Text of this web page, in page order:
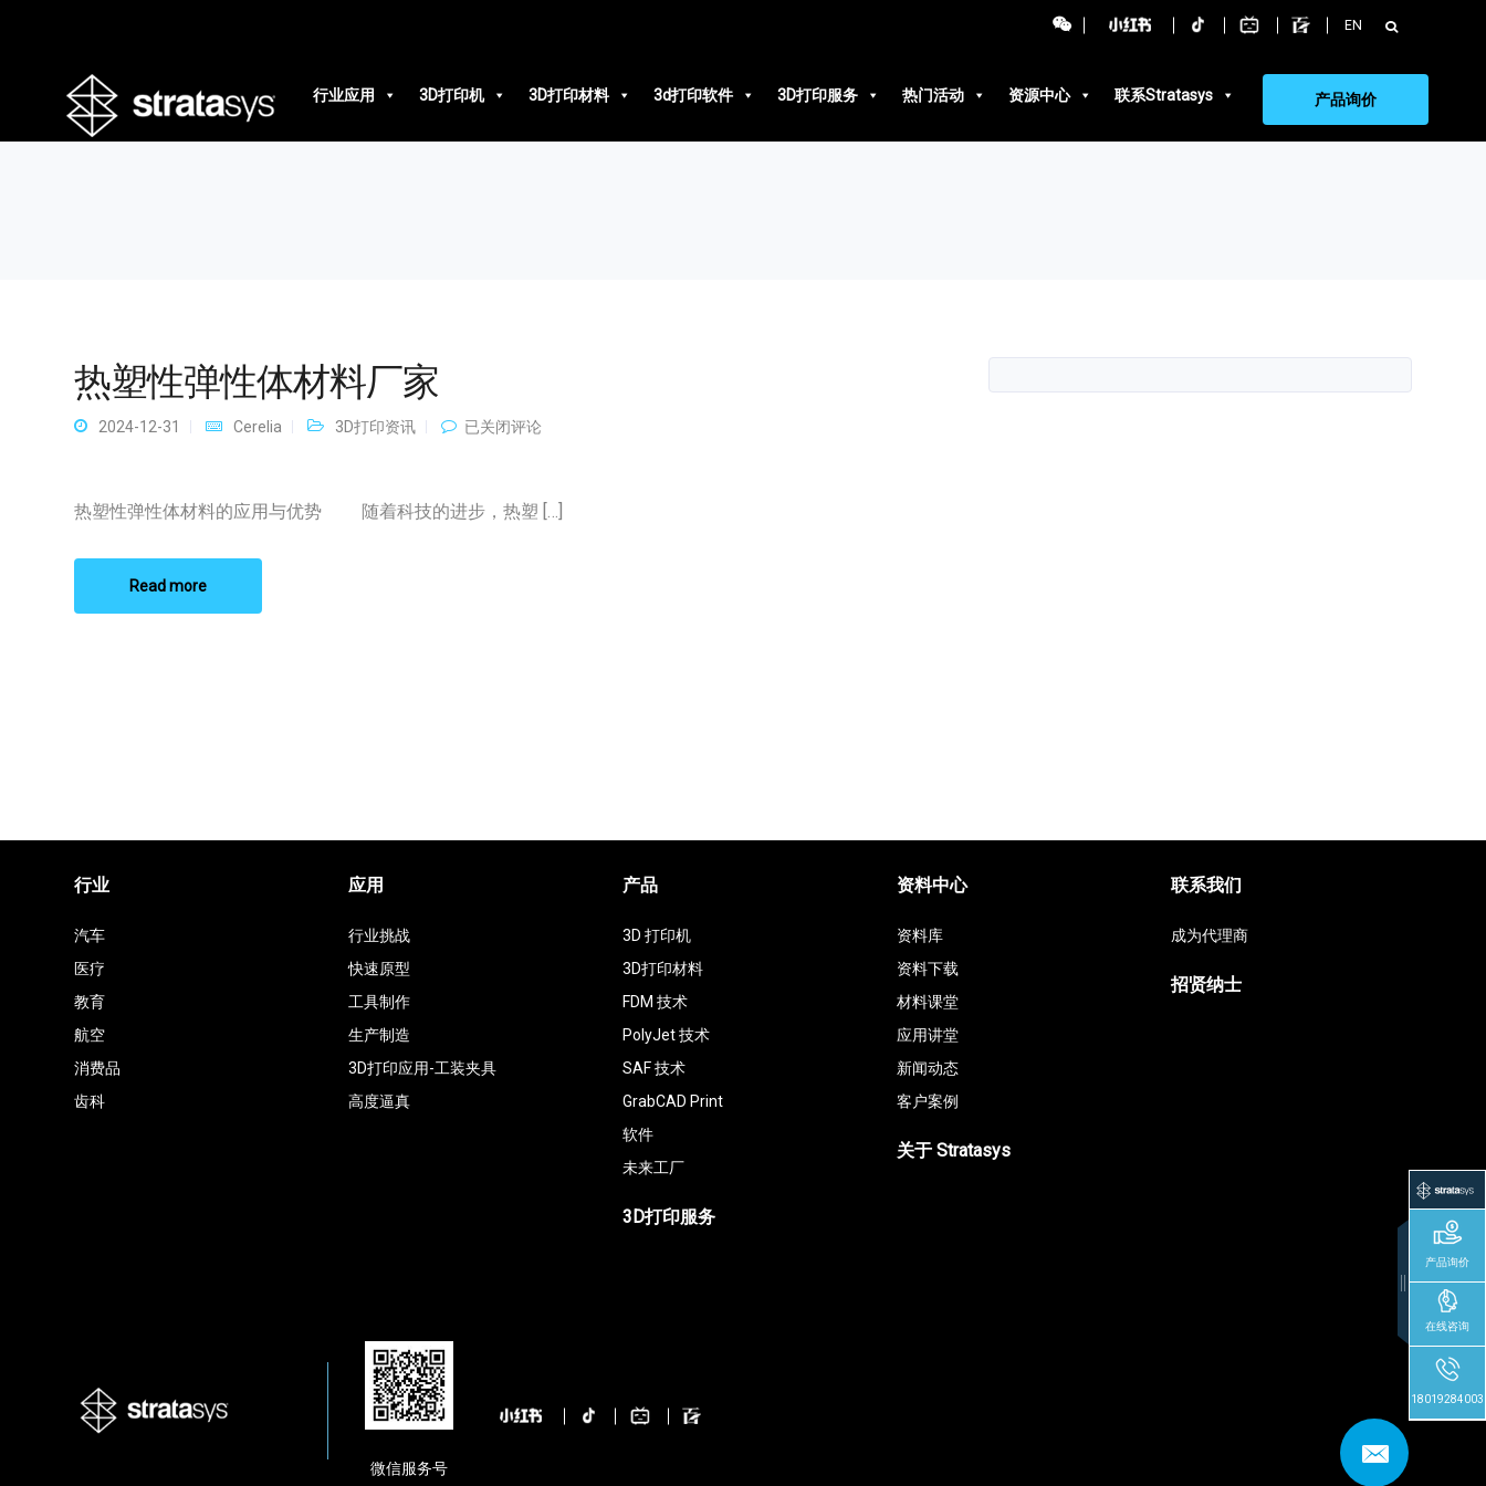
EN 搜
索：
行业应用
3D打印机 3D打印材料 3d打印软件 3D打印服务 热门活动 资源中心 联系Stratasys 产品询价
热塑性弹性体材料厂家
2024-12-31 Cerelia 3D打印资讯
热
性
体
已关闭评论
热塑性弹性体材料的应用与优势 随着科技的进步，热塑 […]
Read more
行业
汽车
医疗
教育
航空
消费品
齿科
应用
行业挑战
快速原型
工具制作
生产制造
3D打印应用-工装夹具
高度逼真
产品
3D 打印机
3D打印材料
FDM 技术
PolyJet 技术
SAF 技术
GrabCAD Print
软件
未来工厂
3D打印服务
资料中心
资料库
资料下载
材料课堂
应用讲堂
新闻动态
客户案例
关于 Stratasys
联系我们
成为代理商
招贤纳士
微信服务号
产品询价
在线咨询
18019284003